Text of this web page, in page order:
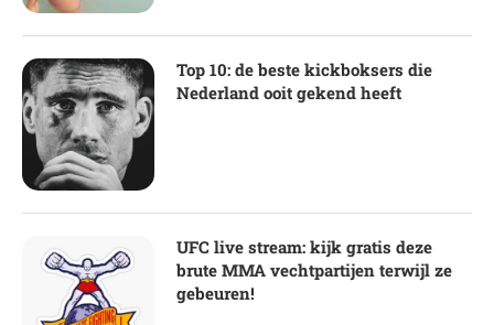
Top 10: de beste kickboksers die
Nederland ooit gekend heeft
UFC live stream: kijk gratis deze
brute MMA vechtpartijen terwijl ze
gebeuren!